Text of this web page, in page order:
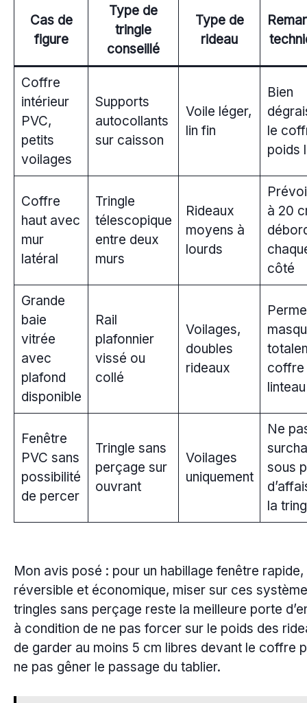
Cas de
figure
Type de
tringle
conseillé
Type de
rideau
Coffre
intérieur
PVC,
petits
voilages
Supports
autocollants
sur caisson
Voile léger,
lin fin
Bien
le
poids
Coffre
haut avec
mur
latéral
Tringle
télescopique
entre deux
murs
Rideaux
moyens à
lourds
à 20
côté
Grande
baie
vitrée
avec
plafond
disponible
Rail
plafonnier
vissé ou
collé
Voilages,
doubles
rideaux
coffre
linteau
Fenêtre
PVC sans
possibilité
de percer
Tringle sans
perçage sur
ouvrant
Voilages
uniquement
Ne
sous
la
Mon avis posé : pour un habillage fenêtre rapide,
réversible et économique, miser sur ces
tringles sans perçage reste la meilleure porte
à condition de ne pas forcer sur le poids des
de garder au moins 5 cm libres devant le coffre
ne pas gêner le passage du tablier.